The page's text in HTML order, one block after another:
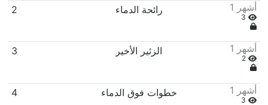
2 رائحة الدماء 1 أشهر
3
3 الزئير الأخير 1 أشهر
2
4 خطوات فوق الدماء 1 أشهر
3